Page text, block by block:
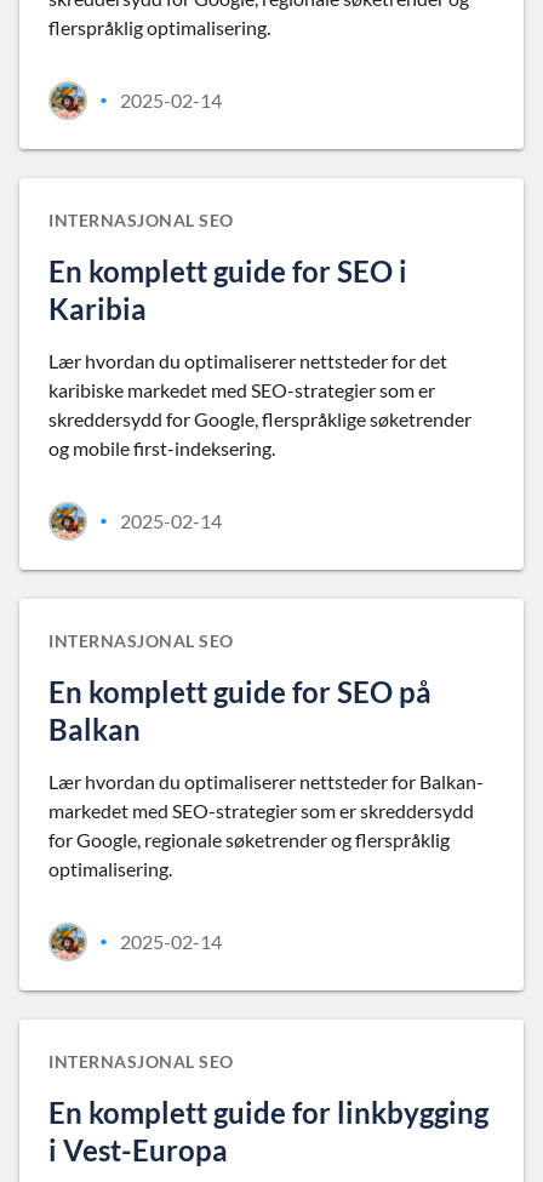
flerspråklig optimalisering.
• 2025-02-14
INTERNASJONAL SEO
En komplett guide for SEO i
Karibia
Lær hvordan du optimaliserer nettsteder for det
karibiske markedet med SEO-strategier som er
skreddersydd for Google, flerspråklige søketrender
og mobile first-indeksering.
• 2025-02-14
INTERNASJONAL SEO
En komplett guide for SEO på
Balkan
Lær hvordan du optimaliserer nettsteder for Balkan-
markedet med SEO-strategier som er skreddersydd
for Google, regionale søketrender og flerspråklig
optimalisering.
• 2025-02-14
INTERNASJONAL SEO
En komplett guide for linkbygging
i Vest-Europa